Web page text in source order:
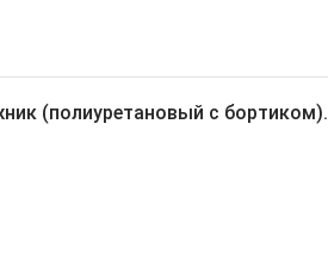
(полиуретановый с бортиком).